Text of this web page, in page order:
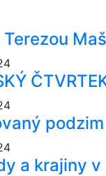
podzim
a krajiny